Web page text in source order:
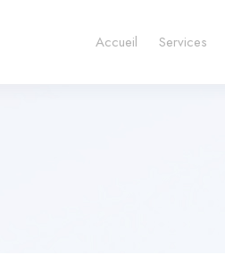
Accueil Services